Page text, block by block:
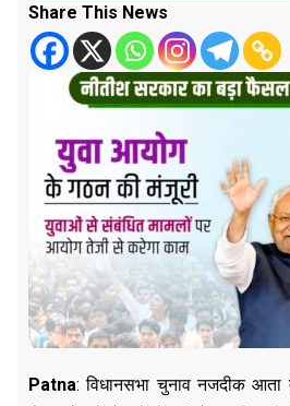
Share This News
Patna: विधानसभा चुनाव नजदीक आता